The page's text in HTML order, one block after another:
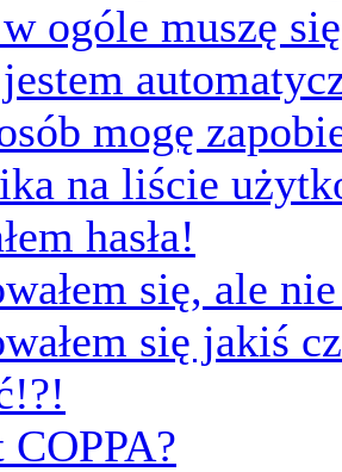
ogóle muszę
mogę
na liście
hasła!
się, ale
się jakiś